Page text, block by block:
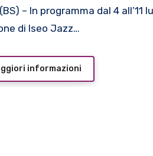
(BS) – In programma dal 4
di Iseo Jazz…
informazioni